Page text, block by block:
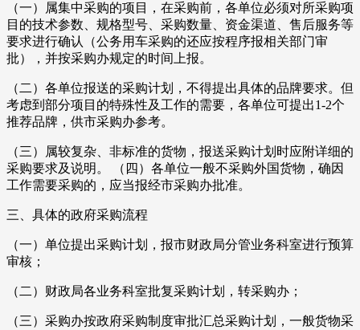
（一）属集中采购的项目，在采购前，各单位必须对所采购项
目的技术参数、规格型号、采购数量、资金渠道、售后服务等
要求进行确认（公务用车采购的还应按程序报相关部门审
批），并按采购办规定的时间上报。
（二）各单位报送的采购计划，不得提出具体的品牌要求。但
考虑到部分项目的特殊性及工作的需要，各单位可提出1-2个
推荐品牌，供市采购办参考。
（三）属较复杂、非标准的货物，报送采购计划时应附详细的
采购要求及说明。 （四）各单位一般不采购外国货物，确因
工作需要采购的，应当报经市采购办批准。
三、具体的政府采购流程
（一）单位提出采购计划，报市财政局分管业务科室进行预算
审核；
（二）财政局各业务科室批复采购计划，转采购办；
（三）采购办按政府采购制度审批汇总采购计划，一般货物采